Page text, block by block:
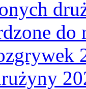
do